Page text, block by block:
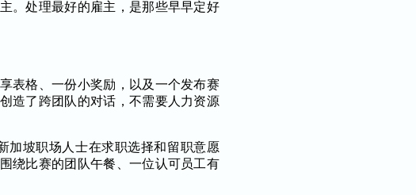
。处理最好的雇主，是那些早早定好
表格、一份小奖励，以及一个发布赛
了跨团队的对话，不需要人力资源
加坡职场人士在求职选择和留职意愿
绕比赛的团队午餐、一位认可员工有